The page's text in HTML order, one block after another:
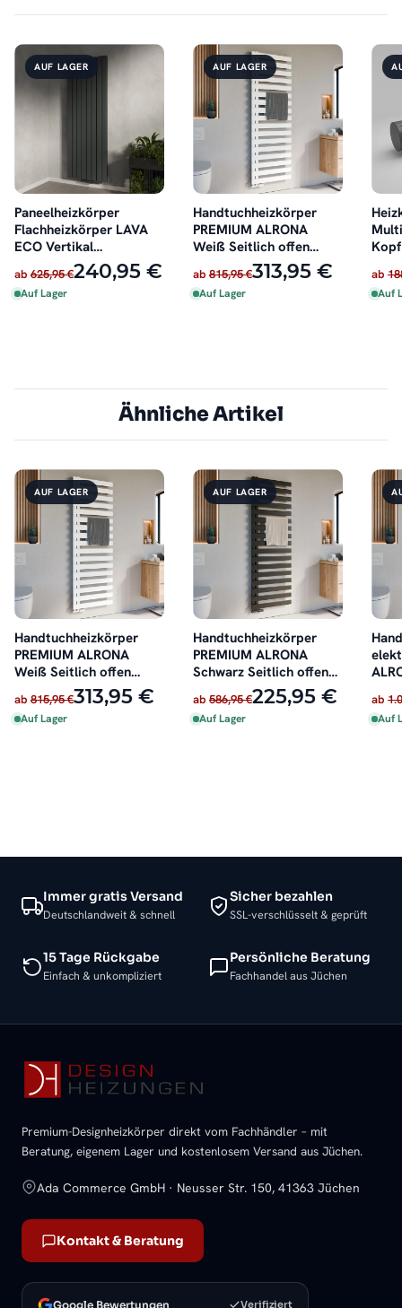
AUF LAGER
Paneelheizkörper
Flachheizkörper LAVA
ECO Vertikal
Doppellagig Anthrazit
ab 625,95 €240,95 €
Auf Lager
AUF LAGER
Handtuchheizkörper
PREMIUM ALRONA
Weiß Seitlich offen
rechts oder links
ab 815,95 €313,95 €
Auf Lager
ab
Auf
Ähnliche Artikel
AUF LAGER
Handtuchheizkörper
PREMIUM ALRONA
Weiß Seitlich offen
rechts oder links
ab 815,95 €313,95 €
Auf Lager
AUF LAGER
Handtuchheizkörper
PREMIUM ALRONA
Schwarz Seitlich offen
rechts oder links
ab 586,95 €225,95 €
Auf Lager
ab
Auf
Immer gratis Versand
Deutschlandweit & schnell
Sicher bezahlen
SSL-verschlüsselt & geprüft
15 Tage Rückgabe
Einfach & unkompliziert
Persönliche Beratung
Fachhandel aus Jüchen
Premium-Designheizkörper direkt vom Fachhändler – mit
Beratung, eigenem Lager und kostenlosem Versand aus Jüchen.
Ada Commerce GmbH · Neusser Str. 150, 41363 Jüchen
Kontakt & Beratung
Google Bewertungen Verifiziert